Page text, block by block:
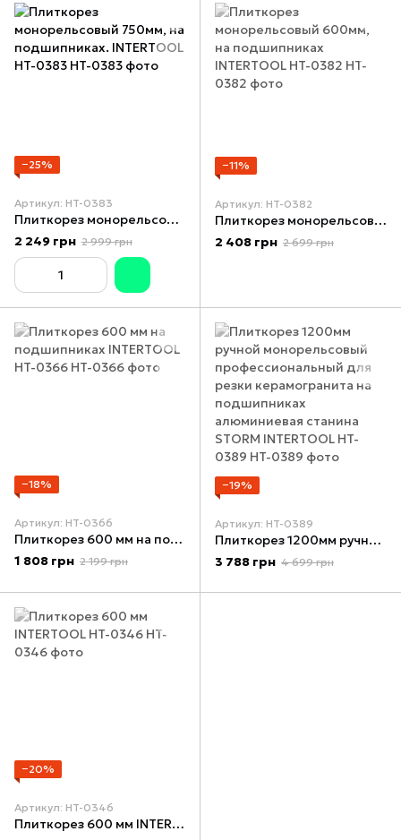
−25%
Артикул: HT-0383
Плиткорез монорельсовый 750мм, на подшипниках. INTERTOOL HT-0383
2 249 грн 2 999 грн
−11%
Артикул: HT-0382
Плиткорез монорельсовый 600мм, на подшипниках INTERTOOL HT-0382
2 408 грн 2 699 грн
−18%
Артикул: HT-0366
Плиткорез 600 мм на подшипниках INTERTOOL HT-0366
1 808 грн 2 199 грн
−19%
Артикул: HT-0389
Плиткорез 1200мм ручной монорельсовый профессиональный для резки керамогранита на подшипниках алюминиевая станина STORM INTERTOOL HT-0389
3 788 грн 4 699 грн
−20%
Артикул: HT-0346
Плиткорез 600 мм INTERTOOL HT-0346